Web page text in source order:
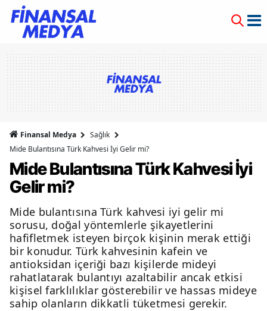
Finansal Medya
Sağlık
Mide Bulantısına Türk Kahvesi İyi Gelir mi?
Mide Bulantısına Türk Kahvesi İyi
Gelir mi?
Mide bulantısına Türk kahvesi iyi gelir mi
sorusu, doğal yöntemlerle şikayetlerini
hafifletmek isteyen birçok kişinin merak ettiği
bir konudur. Türk kahvesinin kafein ve
antioksidan içeriği bazı kişilerde mideyi
rahatlatarak bulantıyı azaltabilir ancak etkisi
kişisel farklılıklar gösterebilir ve hassas mideye
sahip olanların dikkatli tüketmesi gerekir.